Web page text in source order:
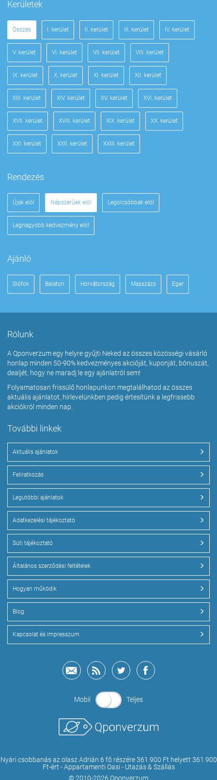
Kerületek
Összes I. kerület II. kerület III. kerület IV. kerület
V. kerület VI. kerület VII. kerület VIII. kerület
IX. kerület X. kerület XI. kerület XII. kerület
XIII. kerület XIV. kerület XV. kerület XVI. kerület
XVII. kerület XVIII. kerület XIX. kerület XX. kerület
XXI. kerület XXII. kerület XXIII. kerület
Rendezés
Újak elöl Népszerűek elöl Legolcsóbbak elöl
Legnagyobb kedvezmény elöl
Ajánló
Siófok Balaton Horvátország Masszázs Eger
Rólunk
A Qponverzum egy helyre gyűjti Neked az összes közösségi vásárló
honlap minden 50-90% kedvezményes akcióját, kuponját, bónuszát,
dealjét, hogy ne maradj le egy ajánlatról sem!
Folyamatosan frissülő honlapunkon megtalálhatod az összes
aktuális ajánlatot, hírlevelünkben pedig értesítünk a legfrissebb
akciókról minden nap.
További linkek
Aktuális ajánlatok
Feliratkozás
Legutóbbi ajánlatok
Adatkezelési tájékoztató
Süti tájékoztató
Általános szerződési feltételek
Hogyan működik
Blog
Kapcsolat és impresszum
Mobil Teljes
Nyári csobbanás az olasz Adrián 6 fő részére 361.900 Ft helyett 361.900
Ft-ért - Appartamenti Oasi - Utazás & Szállás
© 2010-2026 Qponverzum